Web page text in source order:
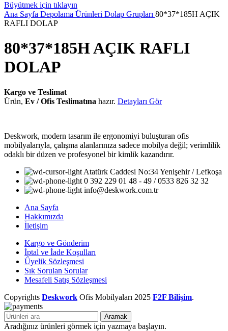
Büyütmek için tıklayın
Ana Sayfa Depolama Ürünleri Dolap Grupları 80*37*185H AÇIK
RAFLI DOLAP
80*37*185H AÇIK RAFLI
DOLAP
Kargo ve Teslimat
Ürün, Ev / Ofis Teslimatına hazır. Detayları Gör
Deskwork, modern tasarım ile ergonomiyi buluşturan ofis
mobilyalarıyla, çalışma alanlarınıza sadece mobilya değil; verimlilik
odaklı bir düzen ve profesyonel bir kimlik kazandırır.
Atatürk Caddesi No:34 Yenişehir / Lefkoşa
0 392 229 01 48 - 49 / 0533 826 32 32
info@deskwork.com.tr
Ana Sayfa
Hakkımızda
İletişim
Kargo ve Gönderim
İptal ve İade Koşulları
Üyelik Sözleşmesi
Sık Sorulan Sorular
Mesafeli Satış Sözleşmesi
Copyrights Deskwork Ofis Mobilyaları 2025 F2F Bilişim.
Aramak
Aradığınız ürünleri görmek için yazmaya başlayın.